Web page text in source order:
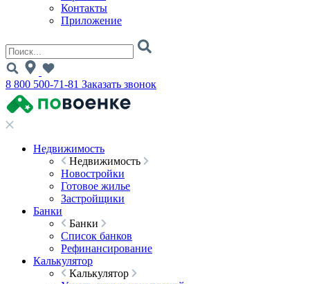
Контакты
Приложение
8 800 500-71-81 Заказать звонок
Недвижимость
Недвижимость
Новостройки
Готовое жилье
Застройщики
Банки
Банки
Список банков
Рефинансирование
Калькулятор
Калькулятор